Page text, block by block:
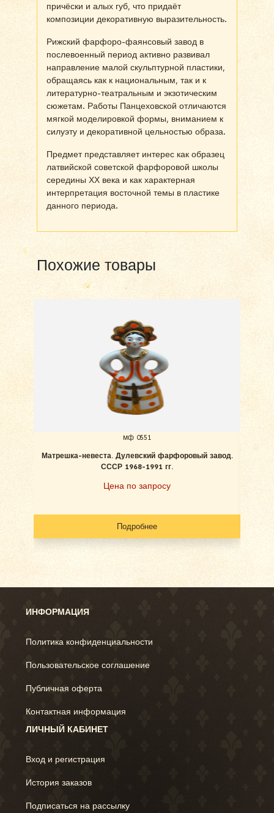
причёски и алых губ, что придаёт
композиции декоративную выразительность.
Рижский фарфоро-фаянсовый завод в
послевоенный период активно развивал
направление малой скульптурной пластики,
обращаясь как к национальным, так и к
литературно-театральным и экзотическим
сюжетам. Работы Панцеховской отличаются
мягкой моделировкой формы, вниманием к
силуэту и декоративной цельностью образа.
Предмет представляет интерес как образец
латвийской советской фарфоровой школы
середины ХХ века и как характерная
интерпретация восточной темы в пластике
данного периода.
Похожие товары
мф 0551
Матрешка-невеста. Дулевский фарфоровый завод.
СССР 1968-1991 гг.
Цена по запросу
Подробнее
ИНФОРМАЦИЯ
Политика конфиденциальности
Пользовательское соглашение
Публичная оферта
Контактная информация
ЛИЧНЫЙ КАБИНЕТ
Вход и регистрация
История заказов
Подписаться на рассылку